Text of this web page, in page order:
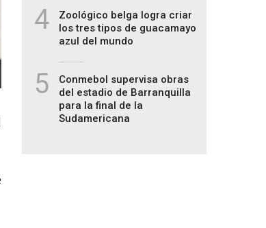
4
Zoológico belga logra criar
los tres tipos de guacamayo
azul del mundo
5
Conmebol supervisa obras
del estadio de Barranquilla
para la final de la
Sudamericana